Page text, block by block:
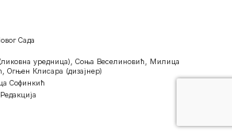
Сада
уредница), Соња Веселиновић, Милица
Огњен Клисара (дизајнер)
Софинкић
Редакција